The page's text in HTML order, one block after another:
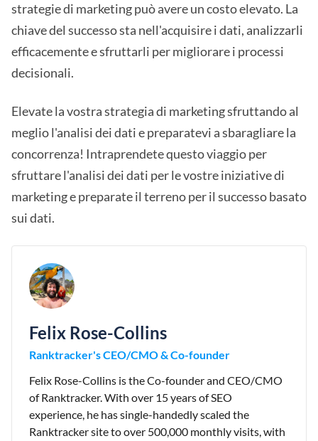
strategie di marketing può avere un costo elevato. La
chiave del successo sta nell'acquisire i dati, analizzarli
efficacemente e sfruttarli per migliorare i processi
decisionali.
Elevate la vostra strategia di marketing sfruttando al
meglio l'analisi dei dati e preparatevi a sbaragliare la
concorrenza! Intraprendete questo viaggio per
sfruttare l'analisi dei dati per le vostre iniziative di
marketing e preparate il terreno per il successo basato
sui dati.
Felix Rose-Collins
Ranktracker's CEO/CMO & Co-founder
Felix Rose-Collins is the Co-founder and CEO/CMO
of Ranktracker. With over 15 years of SEO
experience, he has single-handedly scaled the
Ranktracker site to over 500,000 monthly visits, with